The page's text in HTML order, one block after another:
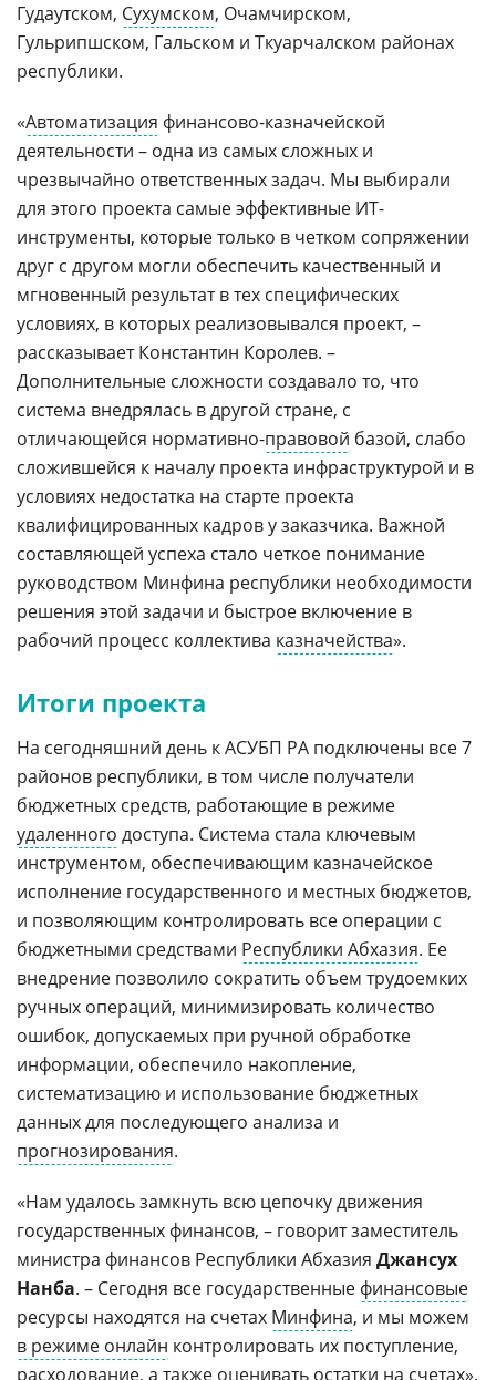
Гудаутском, Сухумском, Очамчирском,
Гульрипшском, Гальском и Ткуарчалском районах
республики.
«Автоматизация финансово-казначейской
деятельности – одна из самых сложных и
чрезвычайно ответственных задач. Мы выбирали
для этого проекта самые эффективные ИТ-
инструменты, которые только в четком сопряжении
друг с другом могли обеспечить качественный и
мгновенный результат в тех специфических
условиях, в которых реализовывался проект, –
рассказывает Константин Королев. –
Дополнительные сложности создавало то, что
система внедрялась в другой стране, с
отличающейся нормативно-правовой базой, слабо
сложившейся к началу проекта инфраструктурой и в
условиях недостатка на старте проекта
квалифицированных кадров у заказчика. Важной
составляющей успеха стало четкое понимание
руководством Минфина республики необходимости
решения этой задачи и быстрое включение в
рабочий процесс коллектива казначейства».
Итоги проекта
На сегодняшний день к АСУБП РА подключены все 7
районов республики, в том числе получатели
бюджетных средств, работающие в режиме
удаленного доступа. Система стала ключевым
инструментом, обеспечивающим казначейское
исполнение государственного и местных бюджетов,
и позволяющим контролировать все операции с
бюджетными средствами Республики Абхазия. Ее
внедрение позволило сократить объем трудоемких
ручных операций, минимизировать количество
ошибок, допускаемых при ручной обработке
информации, обеспечило накопление,
систематизацию и использование бюджетных
данных для последующего анализа и
прогнозирования.
«Нам удалось замкнуть всю цепочку движения
государственных финансов, – говорит заместитель
министра финансов Республики Абхазия Джансух
Нанба. – Сегодня все государственные финансовые
ресурсы находятся на счетах Минфина, и мы можем
в режиме онлайн контролировать их поступление,
расходование, а также оценивать остатки на счетах».